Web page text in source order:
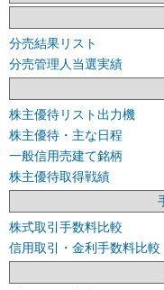
分売結果リスト
分売管理人当選実績
株主優待リスト出力機
株主優待・主な日程
一般信用売建て銘柄
株主優待取得戦績
株式取引手数料比較
信用取引・金利手数料比較